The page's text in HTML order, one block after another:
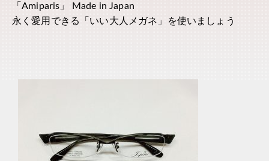
「Amiparis」 Made in Japan
永く愛用できる「いい大人メガネ」を使いましょう